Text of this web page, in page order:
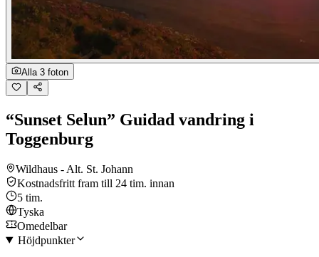
Alla 3 foton
“Sunset Selun” Guidad vandring i
Toggenburg
Wildhaus - Alt. St. Johann
Kostnadsfritt fram till 24 tim. innan
5 tim.
Tyska
Omedelbar
Höjdpunkter